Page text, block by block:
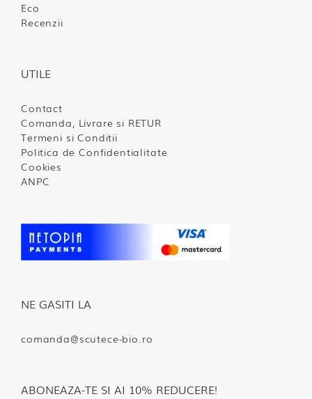
Eco
Recenzii
UTILE
Contact
Comanda, Livrare si RETUR
Termeni si Conditii
Politica de Confidentialitate
Cookies
ANPC
NE GASITI LA
comanda@scutece-bio.ro
ABONEAZA-TE SI AI 10% REDUCERE!